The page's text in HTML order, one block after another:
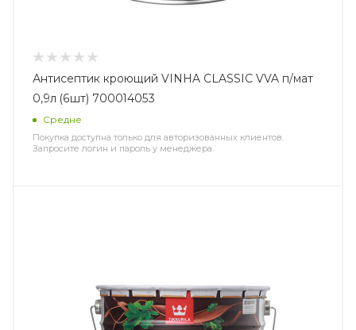
Антисептик кроющий VINHA CLASSIC VVA п/мат
0,9л (6шт) 700014053
Средне
Покупка доступна только для авторизованных клиентов.
Запросите логин и пароль у менеджера.